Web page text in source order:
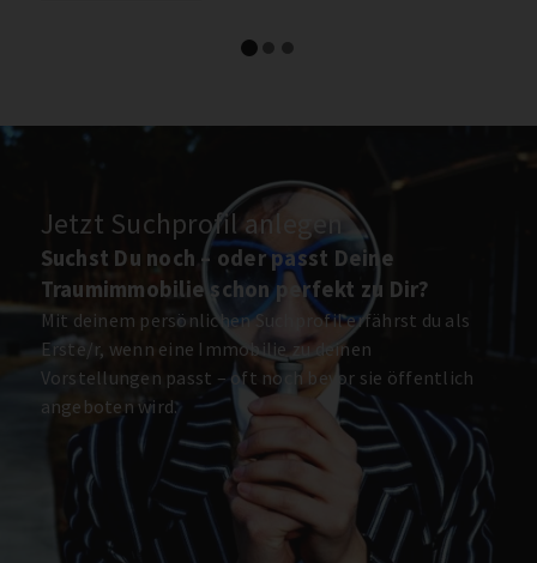
Jetzt Suchprofil anlegen
Suchst Du noch – oder passt Deine
Traumimmobilie schon perfekt zu Dir?
Mit deinem persönlichen Suchprofil erfährst du als
Erste/r, wenn eine Immobilie zu deinen
Vorstellungen passt – oft noch bevor sie öffentlich
angeboten wird.